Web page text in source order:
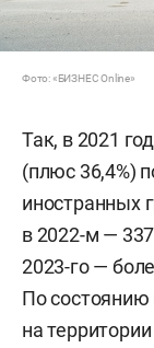
Фото: «БИЗНЕС Online»
Так, в 2021
(плюс 36,4%)
иностранных
в 2022-м —
2023-го —
По состоянию
на